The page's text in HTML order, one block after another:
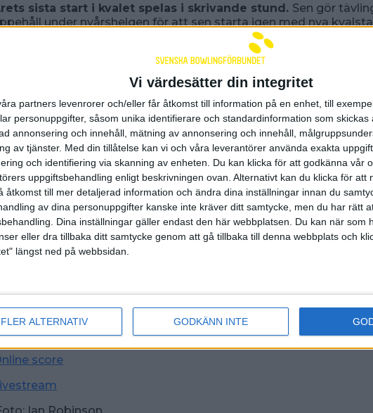
Vi värdesätter din integritet
partners levenrorer och/eller får åtkomst till information på en enhet, till
personuppgifter, såsom unika identifierare och standardinformation som skickas
annonsering och innehåll, mätning av annonsering och innehåll,
av tjänster. Med din tillåtelse kan vi och våra leverantörer använda exakta
och identifiering via skanning av enheten. Du kan klicka för att godkänna vår
uppgiftsbehandling enligt beskrivningen ovan. Alternativt kan du klicka för att
åtkomst till mer detaljerad information och ändra dina inställningar innan du
av dina personuppgifter kanske inte kräver ditt samtycke, men du har rätt
Dina inställningar gäller endast den här webbplatsen. Du kan när som
eller dra tillbaka ditt samtycke genom att gå tillbaka till denna webbplats och
längst ned på webbsidan.
FLER ALTERNATIV GODKÄNN INTE
sista start i kvalet spelas i skrivande stund. Sen gör
under nyårshelgen för att sen starta igen med nya
januari. Kvalet pågår sedan till 5:e januari innan det är dags
Trettondagen. Ett finalspel som Filip Wilhelmsson redan är klar
har högsta slagning i Early Bird starterna.
Jag kollade lite på hur kvalet i AIK Tournament har gått historiskt
och jag har faktiskt vunnit kvalet minst två av
tävling jag ofta kan prestera i. Nu har jag redan börjat sakta
finalen. Ska bli spännande att se vad jag kan åstadkomma
Filip Wilhelmsson.
av de avslutande starterna i tävlingen är redan fulla, men
kvar om man vill spela i början på januari. Hittills i tävlingen
st spelare som är anmälda till 753 starter. 12 nationer är
hittills. När Swebowl når tävlingens Tournament Director,
så är han fullt upptagen med att förbereda för kvällens
ändå lämna en snabb kommentar
Det är verkligen full fart, speciellt med ny start alldeles strax.
hittils med tävlingen, både med resulaten och anmälningarna!
och resultat
om tävlingsupplägget
score